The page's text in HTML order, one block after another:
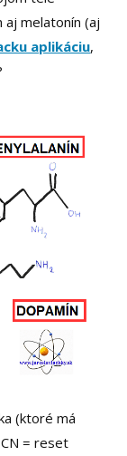
melatonín (aj
aplikáciu,
(ktoré má
= reset